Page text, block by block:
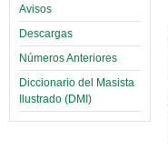
Avisos
Descargas
Números Anteriores
Diccionario del Masista
Ilustrado (DMI)